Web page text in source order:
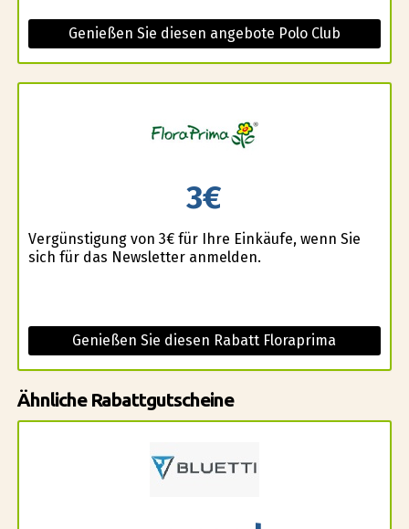
Genießen Sie diesen angebote Polo Club
3€
Vergünstigung von 3€ für Ihre Einkäufe, wenn Sie
sich für das Newsletter anmelden.
Genießen Sie diesen Rabatt Floraprima
Ähnliche Rabattgutscheine